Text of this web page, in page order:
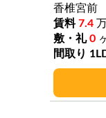
香椎宮前
7.4
0